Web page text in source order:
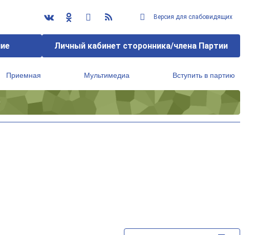
Версия для слабовидящих
Личный кабинет сторонника/члена Партии
Приемная Мультимедиа Вступить в партию